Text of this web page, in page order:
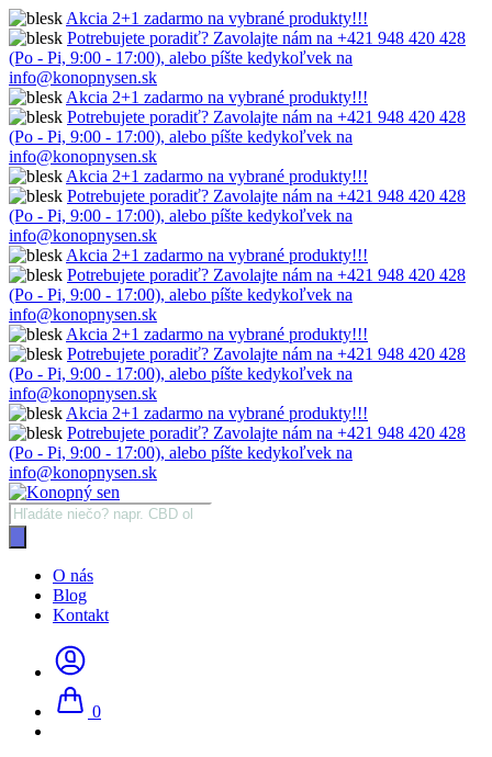
Akcia 2+1 zadarmo na vybrané produkty!!!
Potrebujete poradiť? Zavolajte nám na +421 948 420 428
(Po - Pi, 9:00 - 17:00), alebo píšte kedykoľvek na
info@konopnysen.sk
Akcia 2+1 zadarmo na vybrané produkty!!!
Potrebujete poradiť? Zavolajte nám na +421 948 420 428
(Po - Pi, 9:00 - 17:00), alebo píšte kedykoľvek na
info@konopnysen.sk
Akcia 2+1 zadarmo na vybrané produkty!!!
Potrebujete poradiť? Zavolajte nám na +421 948 420 428
(Po - Pi, 9:00 - 17:00), alebo píšte kedykoľvek na
info@konopnysen.sk
Akcia 2+1 zadarmo na vybrané produkty!!!
Potrebujete poradiť? Zavolajte nám na +421 948 420 428
(Po - Pi, 9:00 - 17:00), alebo píšte kedykoľvek na
info@konopnysen.sk
Akcia 2+1 zadarmo na vybrané produkty!!!
Potrebujete poradiť? Zavolajte nám na +421 948 420 428
(Po - Pi, 9:00 - 17:00), alebo píšte kedykoľvek na
info@konopnysen.sk
Akcia 2+1 zadarmo na vybrané produkty!!!
Potrebujete poradiť? Zavolajte nám na +421 948 420 428
(Po - Pi, 9:00 - 17:00), alebo píšte kedykoľvek na
info@konopnysen.sk
Products
search
O nás
Blog
Kontakt
0